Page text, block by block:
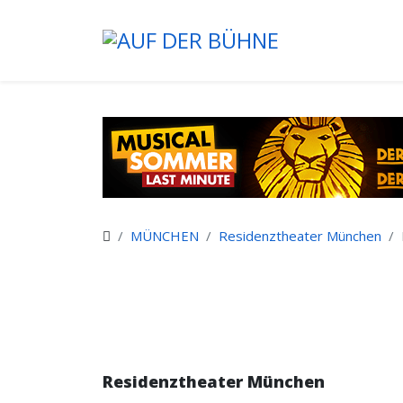
MÜNCHEN Residenztheater München
Residenztheater München